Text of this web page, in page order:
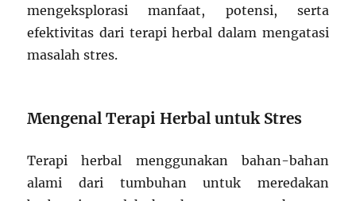
mengeksplorasi manfaat, potensi, serta
efektivitas dari terapi herbal dalam mengatasi
masalah stres.
Mengenal Terapi Herbal untuk Stres
Terapi herbal menggunakan bahan-bahan
alami dari tumbuhan untuk meredakan